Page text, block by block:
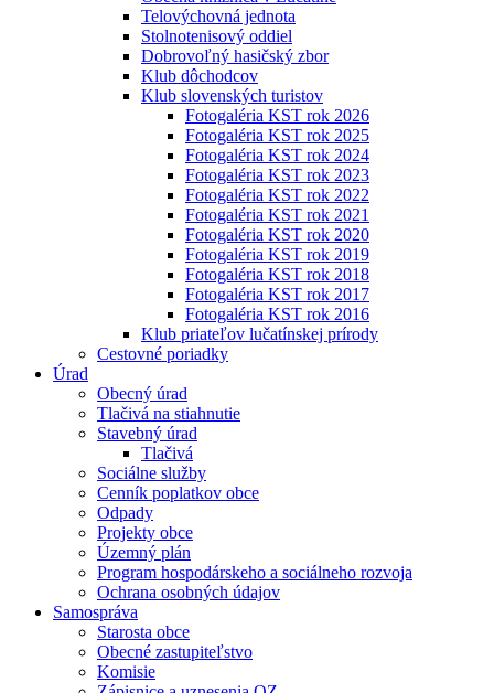
Telovýchovná jednota
Stolnotenisový oddiel
Dobrovoľný hasičský zbor
Klub dôchodcov
Klub slovenských turistov
Fotogaléria KST rok 2026
Fotogaléria KST rok 2025
Fotogaléria KST rok 2024
Fotogaléria KST rok 2023
Fotogaléria KST rok 2022
Fotogaléria KST rok 2021
Fotogaléria KST rok 2020
Fotogaléria KST rok 2019
Fotogaléria KST rok 2018
Fotogaléria KST rok 2017
Fotogaléria KST rok 2016
Klub priateľov lučatínskej prírody
Cestovné poriadky
Úrad
Obecný úrad
Tlačivá na stiahnutie
Stavebný úrad
Tlačivá
Sociálne služby
Cenník poplatkov obce
Odpady
Projekty obce
Územný plán
Program hospodárskeho a sociálneho rozvoja
Ochrana osobných údajov
Samospráva
Starosta obce
Obecné zastupiteľstvo
Komisie